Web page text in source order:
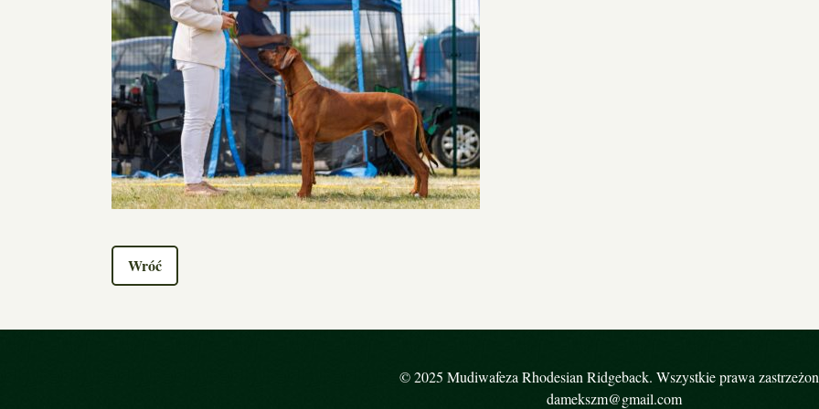
Wróć
© 2025 Mudiwafeza Rhodesian Ridgeback. Wszystkie prawa
damekszm@gmail.com